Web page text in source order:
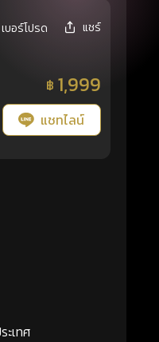
เบอร์โปรด แชร์
฿ 1,999
แชทไลน์
เทศ